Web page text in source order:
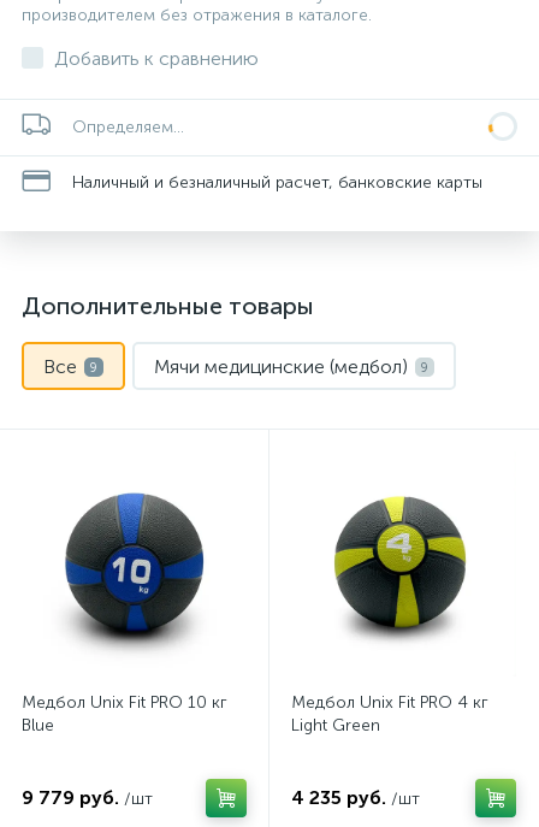
производителем без отражения в каталоге.
Добавить к сравнению
Определяем...
Наличный и безналичный расчет, банковские карты
Дополнительные товары
Все 9 Мячи медицинские (медбол) 9
Медбол Unix Fit PRO 10 кг
Blue
9 779 руб. /шт
Медбол Unix Fit PRO 4 кг
Light Green
4 235 руб. /шт